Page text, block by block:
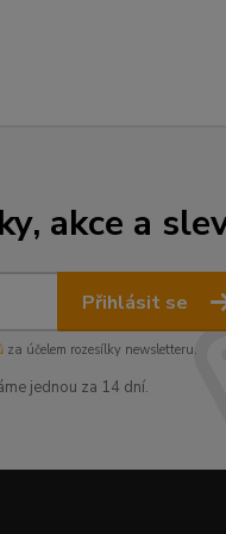
akce a
Přihlásit se
za účelem rozesílky newsletteru.
jednou za 14 dní.